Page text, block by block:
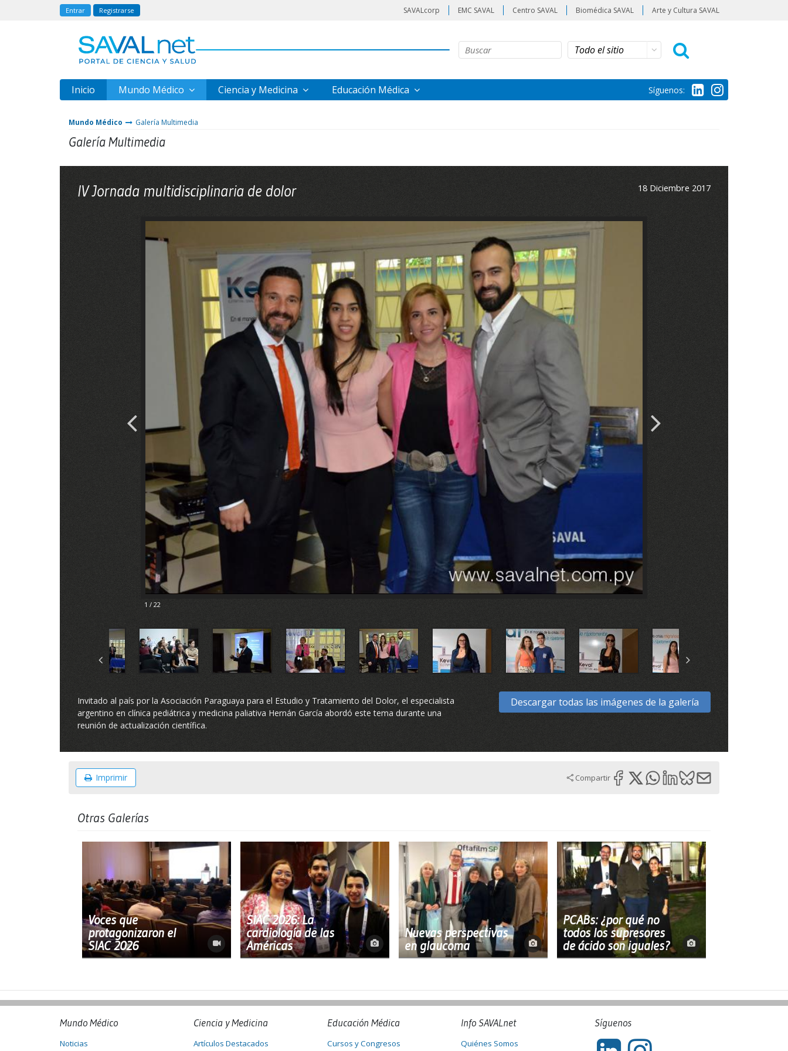
Entrar Registrarse SAVALcorp EMC SAVAL Centro SAVAL Biomédica SAVAL Arte y Cultura SAVAL
Inicio Mundo Médico Ciencia y Medicina Educación Médica Síguenos:
Mundo Médico Galería Multimedia
Galería Multimedia
IV Jornada multidisciplinaria de dolor 18 Diciembre 2017
1 / 22
Invitado al país por la Asociación Paraguaya para el Estudio y Tratamiento del Dolor, el especialista
argentino en clínica pediátrica y medicina paliativa Hernán García abordó este tema durante una
reunión de actualización científica.
Descargar todas las imágenes de la galería
Imprimir Compartir
Otras Galerías
Voces que
protagonizaron el
SIAC 2026
SIAC 2026: La
cardiología de las
Américas
Nuevas perspectivas
en glaucoma
PCABs: ¿por qué no
todos los supresores
de ácido son iguales?
Mundo Médico
Noticias
Ciencia y Medicina
Artículos Destacados
Educación Médica
Cursos y Congresos
Info SAVALnet
Quiénes Somos
Síguenos